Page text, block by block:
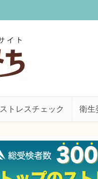
ストレスチェック 衛生